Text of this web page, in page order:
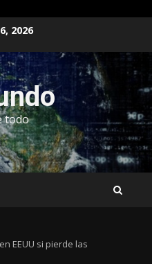
2026
todo
EEUU si pierde las